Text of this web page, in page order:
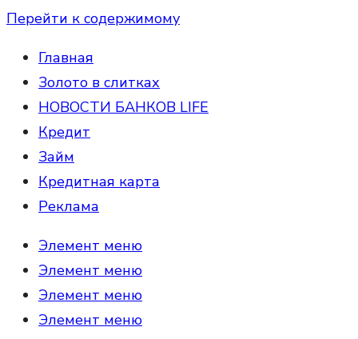
Перейти к содержимому
Главная
Золото в слитках
НОВОСТИ БАНКОВ LIFE
Кредит
Займ
Кредитная карта
Реклама
Элемент меню
Элемент меню
Элемент меню
Элемент меню